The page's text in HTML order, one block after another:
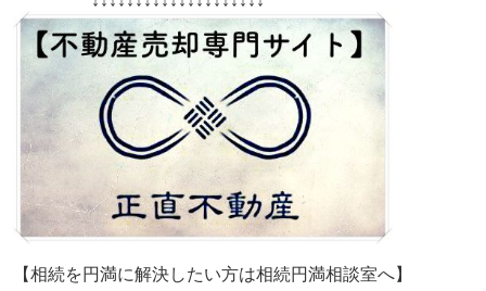
【相続を円満に解決したい方は相続円満相談室へ】